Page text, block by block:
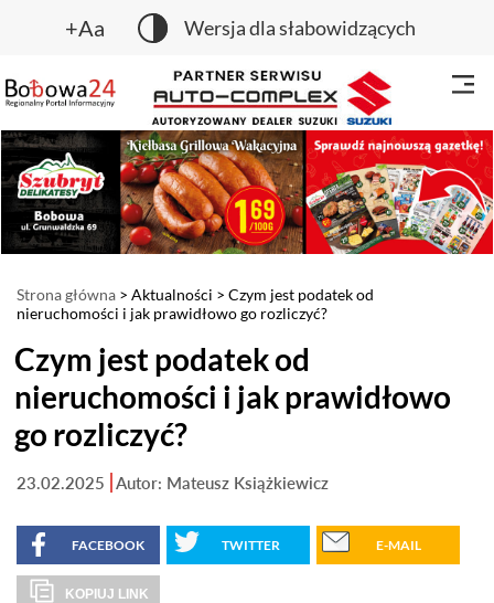
+Aa Wersja dla słabowidzących
Strona główna > Aktualności > Czym jest podatek od
nieruchomości i jak prawidłowo go rozliczyć?
Czym jest podatek od
nieruchomości i jak prawidłowo
go rozliczyć?
23.02.2025 Autor: Mateusz Książkiewicz
FACEBOOK TWITTER E-MAIL
KOPIUJ LINK